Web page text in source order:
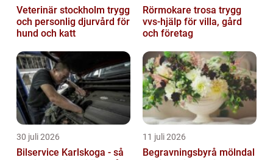
Veterinär stockholm trygg
och personlig djurvård för
hund och katt
Rörmokare trosa trygg
vvs-hjälp för villa, gård
och företag
30 juli 2026
Bilservice Karlskoga - så
11 juli 2026
Begravningsbyrå mölndal